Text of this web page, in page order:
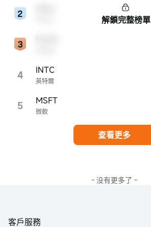
4 英特爾
INTC
5 微軟
MSFT
解鎖完整榜單
查看更多
- 没有更多了 -
客戶服務